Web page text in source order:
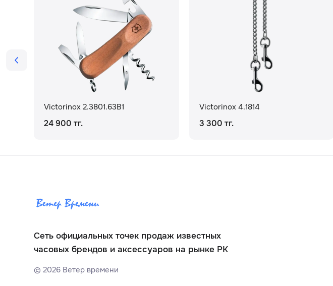
Victorinox 2.3801.63B1
24 900 тг.
Victorinox 4.1814
3 300 тг.
Сеть официальных точек продаж известных
часовых брендов и аксессуаров на рынке РК
©2026 Ветер времени